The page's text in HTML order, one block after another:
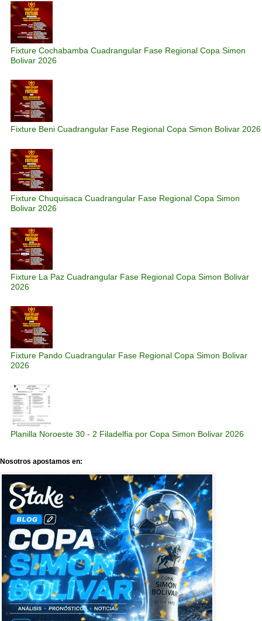
Fixture Cochabamba Cuadrangular Fase Regional Copa Simon
Bolivar 2026
Fixture Beni Cuadrangular Fase Regional Copa Simon Bolivar 2026
Fixture Chuquisaca Cuadrangular Fase Regional Copa Simon
Bolivar 2026
Fixture La Paz Cuadrangular Fase Regional Copa Simon Bolivar
2026
Fixture Pando Cuadrangular Fase Regional Copa Simon Bolivar
2026
Planilla Noroeste 30 - 2 Filadelfia por Copa Simon Bolivar 2026
Nosotros apostamos en: